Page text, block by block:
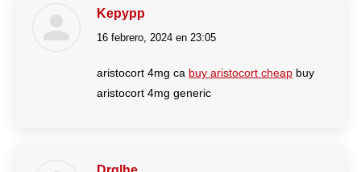
Kepypp
dice:
16 febrero, 2024 en 23:05
aristocort 4mg ca buy aristocort cheap buy
aristocort 4mg generic